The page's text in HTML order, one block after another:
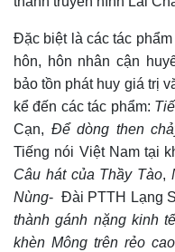
Đặc biệt là các tác
hôn, hôn nhân cận
bảo tồn phát huy giá trị
kể đến các tác phẩm:
Cạn, Để dòng then
Tiếng nói Việt Nam tại
Câu hát của Thầy Tào,
Nùng- Đài PTTH Lạng
thành gánh nặng kinh
khèn Mông trên rẻo